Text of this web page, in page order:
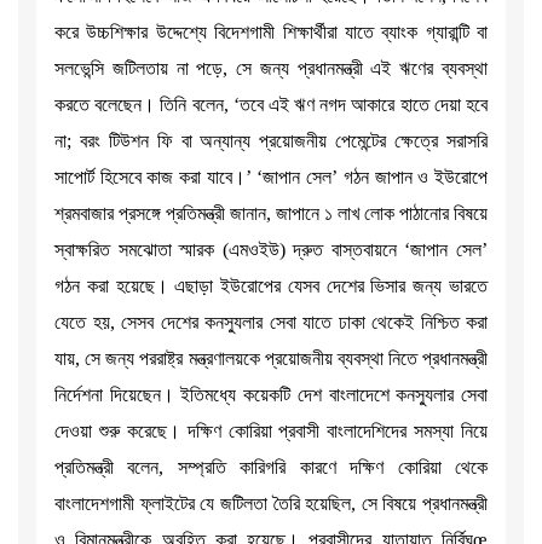
করে উচ্চশিক্ষার উদ্দেশ্যে বিদেশগামী শিক্ষার্থীরা যাতে ব্যাংক গ্যারান্টি বা
সলভেন্সি জটিলতায় না পড়ে, সে জন্য প্রধানমন্ত্রী এই ঋণের ব্যবস্থা
করতে বলেছেন। তিনি বলেন, ‘তবে এই ঋণ নগদ আকারে হাতে দেয়া হবে
না; বরং টিউশন ফি বা অন্যান্য প্রয়োজনীয় পেমেন্টের ক্ষেত্রে সরাসরি
সাপোর্ট হিসেবে কাজ করা যাবে।’ ‘জাপান সেল’ গঠন জাপান ও ইউরোপে
শ্রমবাজার প্রসঙ্গে প্রতিমন্ত্রী জানান, জাপানে ১ লাখ লোক পাঠানোর বিষয়ে
স্বাক্ষরিত সমঝোতা স্মারক (এমওইউ) দ্রুত বাস্তবায়নে ‘জাপান সেল’
গঠন করা হয়েছে। এছাড়া ইউরোপের যেসব দেশের ভিসার জন্য ভারতে
যেতে হয়, সেসব দেশের কনস্যুলার সেবা যাতে ঢাকা থেকেই নিশ্চিত করা
যায়, সে জন্য পররাষ্ট্র মন্ত্রণালয়কে প্রয়োজনীয় ব্যবস্থা নিতে প্রধানমন্ত্রী
নির্দেশনা দিয়েছেন। ইতিমধ্যে কয়েকটি দেশ বাংলাদেশে কনস্যুলার সেবা
দেওয়া শুরু করেছে। দক্ষিণ কোরিয়া প্রবাসী বাংলাদেশিদের সমস্যা নিয়ে
প্রতিমন্ত্রী বলেন, সম্প্রতি কারিগরি কারণে দক্ষিণ কোরিয়া থেকে
বাংলাদেশগামী ফ্লাইটের যে জটিলতা তৈরি হয়েছিল, সে বিষয়ে প্রধানমন্ত্রী
ও বিমানমন্ত্রীকে অবহিত করা হয়েছে। প্রবাসীদের যাতায়াত নির্বিঘœ